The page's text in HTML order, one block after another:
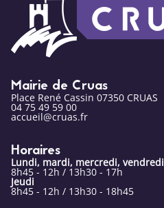
Mairie de Cruas
Place René Cassin 07350 CRUAS
04 75 49 59 00
accueil@cruas.fr
Horaires
Lundi, mardi, mercredi, vendredi
8h45 - 12h / 13h30 - 17h
Jeudi
8h45 - 12h / 13h30 - 18h45